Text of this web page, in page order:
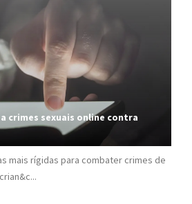
crimes sexuais online contra
mais rígidas para combater crimes de